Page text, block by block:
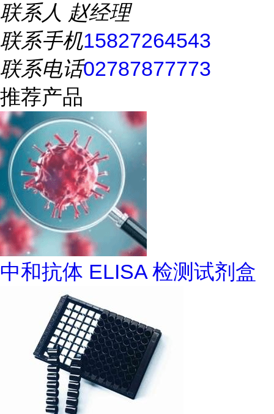
联系人 赵经理
联系手机15827264543
联系电话02787877773
推荐产品
中和抗体 ELISA 检测试剂盒